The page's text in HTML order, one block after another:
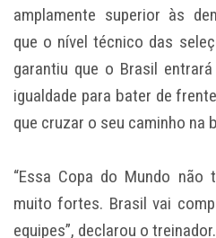
amplamente superior às
que o nível técnico das
garantiu que o Brasil
igualdade para bater de
que cruzar o seu caminho na
“Essa Copa do Mundo não
muito fortes. Brasil vai
equipes”, declarou o treinador.